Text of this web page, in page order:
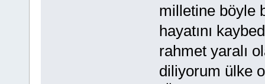
milletine böyle
hayatını
rahmet yaralı
diliyorum ülke